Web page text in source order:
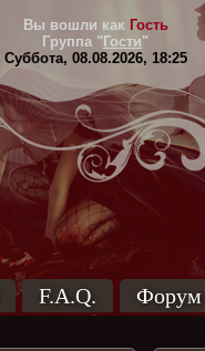
Вы вошли как Гость
Группа " Гости"
Суббота, 08.08.2026, 18:25
F.A.Q. Форум